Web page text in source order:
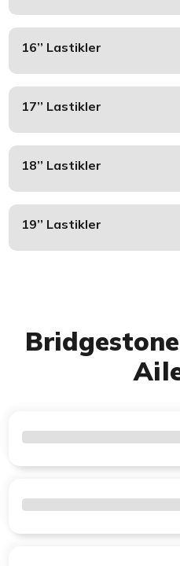
16’’ Lastikler
17’’ Lastikler
18’’ Lastikler
19’’ Lastikler